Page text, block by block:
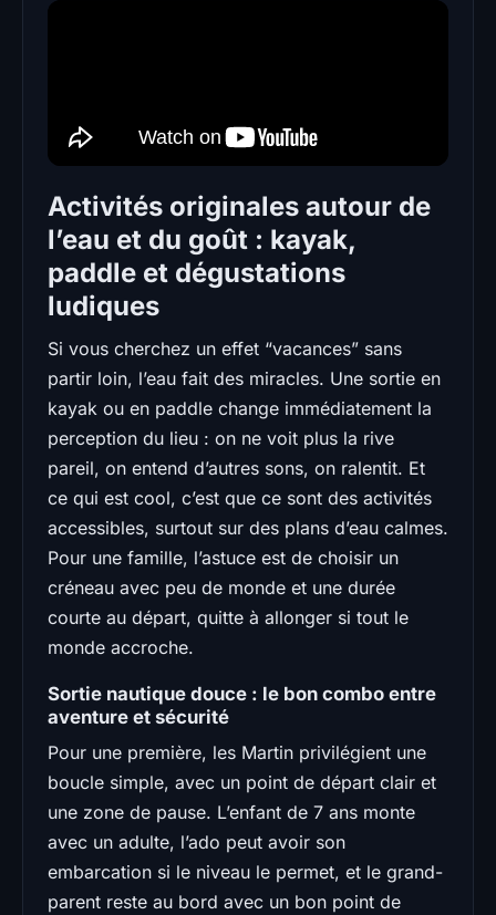
Activités originales autour de
l’eau et du goût : kayak,
paddle et dégustations
ludiques
Si vous cherchez un effet “vacances” sans
partir loin, l’eau fait des miracles. Une sortie en
kayak ou en paddle change immédiatement la
perception du lieu : on ne voit plus la rive
pareil, on entend d’autres sons, on ralentit. Et
ce qui est cool, c’est que ce sont des activités
accessibles, surtout sur des plans d’eau calmes.
Pour une famille, l’astuce est de choisir un
créneau avec peu de monde et une durée
courte au départ, quitte à allonger si tout le
monde accroche.
Sortie nautique douce : le bon combo entre
aventure et sécurité
Pour une première, les Martin privilégient une
boucle simple, avec un point de départ clair et
une zone de pause. L’enfant de 7 ans monte
avec un adulte, l’ado peut avoir son
embarcation si le niveau le permet, et le grand-
parent reste au bord avec un bon point de